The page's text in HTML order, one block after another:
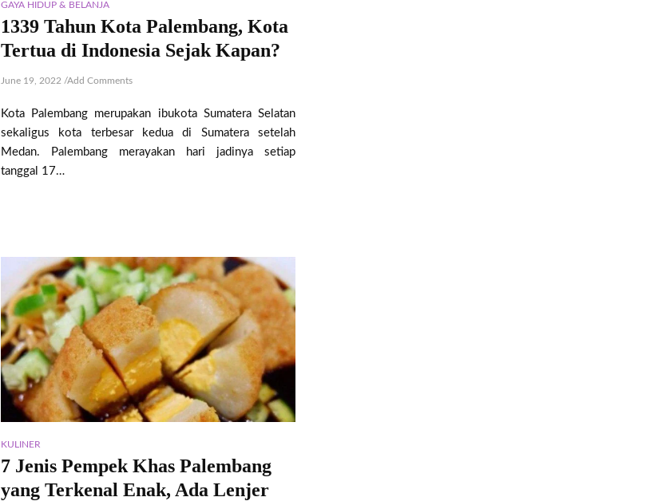
GAYA HIDUP & BELANJA
1339 Tahun Kota Palembang, Kota
Tertua di Indonesia Sejak Kapan?
June 19, 2022 /Add Comments
Kota Palembang merupakan ibukota Sumatera Selatan
sekaligus kota terbesar kedua di Sumatera setelah
Medan. Palembang merayakan hari jadinya setiap
tanggal 17…
KULINER
7 Jenis Pempek Khas Palembang
yang Terkenal Enak, Ada Lenjer